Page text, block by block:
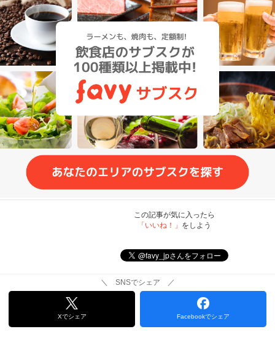
この記事が気に入ったら
「いいね！」 をしよう
＼ SNSでシェア ／
Xでシェア Facebookでシェア